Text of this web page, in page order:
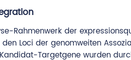
Rahmenwerk der
Loci der genomweiten
Targetgene wurden